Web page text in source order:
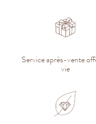
Service après-vente
vie